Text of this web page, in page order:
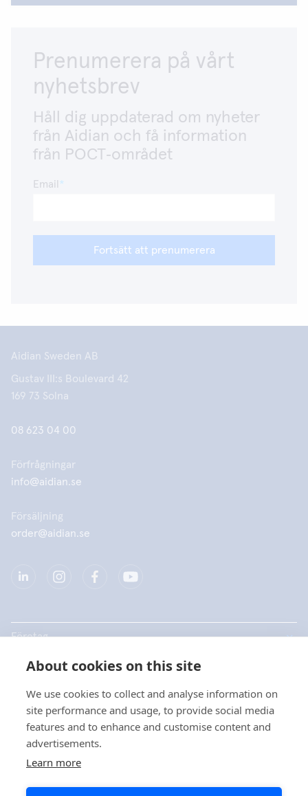
About cookies on this site
We use cookies to collect and analyse information on
site performance and usage, to provide social media
features and to enhance and customise content and
advertisements.
Learn more
Prenumerera på vårt
nyhetsbrev
Håll dig uppdaterad om nyheter
från Aidian och få information
från POCT‑området
Email
Fortsätt att prenumerera
Aidian Sweden AB
Gustav III:s Boulevard 42
169 73 Solna
08 623 04 00
Förfrågningar
info@aidian.se
Försäljning
order@aidian.se
Företag
Produkter
Snabblänkar
Dataskydd